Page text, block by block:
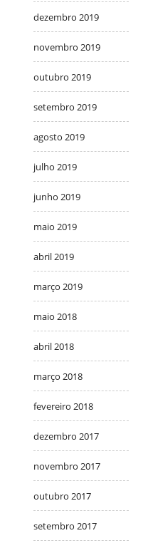
dezembro 2019
novembro 2019
outubro 2019
setembro 2019
agosto 2019
julho 2019
junho 2019
maio 2019
abril 2019
março 2019
maio 2018
abril 2018
março 2018
fevereiro 2018
dezembro 2017
novembro 2017
outubro 2017
setembro 2017